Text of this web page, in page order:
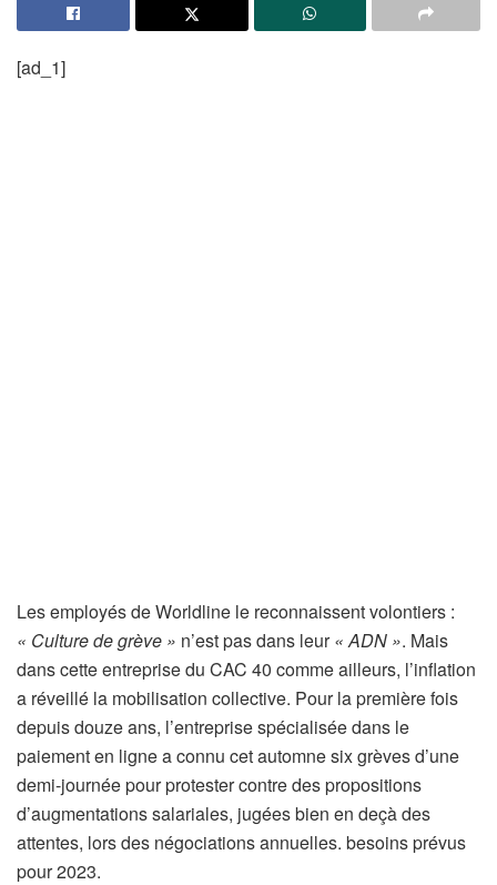
[ad_1]
Les employés de Worldline le reconnaissent volontiers :
« Culture de grève » n’est pas dans leur« ADN ». Mais
dans cette entreprise du CAC 40 comme ailleurs, l’inflation
a réveillé la mobilisation collective. Pour la première fois
depuis douze ans, l’entreprise spécialisée dans le
paiement en ligne a connu cet automne six grèves d’une
demi-journée pour protester contre des propositions
d’augmentations salariales, jugées bien en deçà des
attentes, lors des négociations annuelles. besoins prévus
pour 2023.